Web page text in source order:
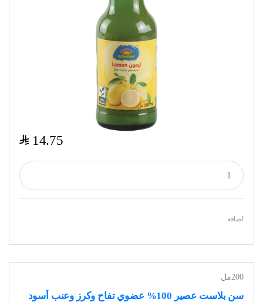
14.75
$
اضافة
200مل
سن بلاست عصير 100% عضوي تفاح وكرز وعنب أسود